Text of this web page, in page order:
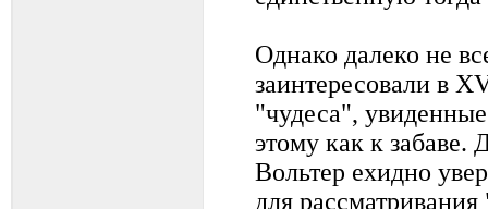
Однако далеко не
заинтересовали в
"чудеса",
этому как к
Вольтер ехидно
для